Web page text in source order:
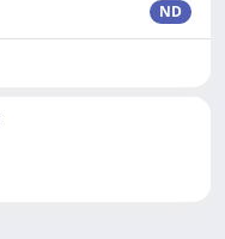
ND